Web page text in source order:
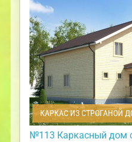
КАРКАС ИЗ СТРОГАНОЙ
№113 Каркасный дом